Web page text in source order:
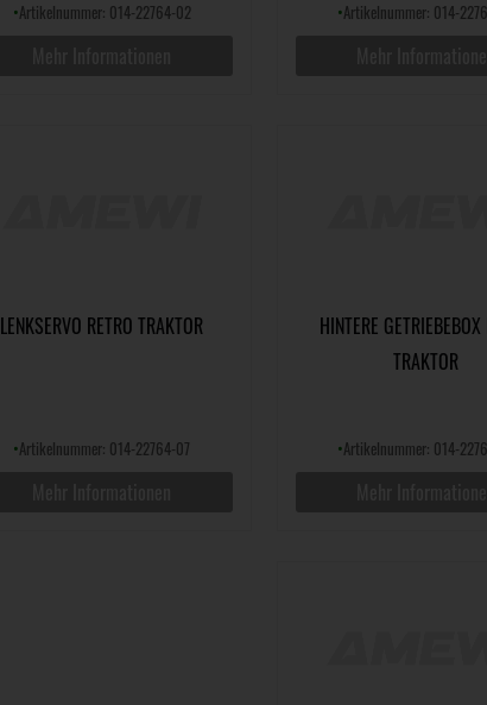
•Artikelnummer: 014-22764-02 •Artikelnummer: 014-
LENKSERVO RETRO TRAKTOR
•Artikelnummer: 014-22764-07
HINTERE GETRIEBEBOX
TRAKTOR
•Artikelnummer: 014-